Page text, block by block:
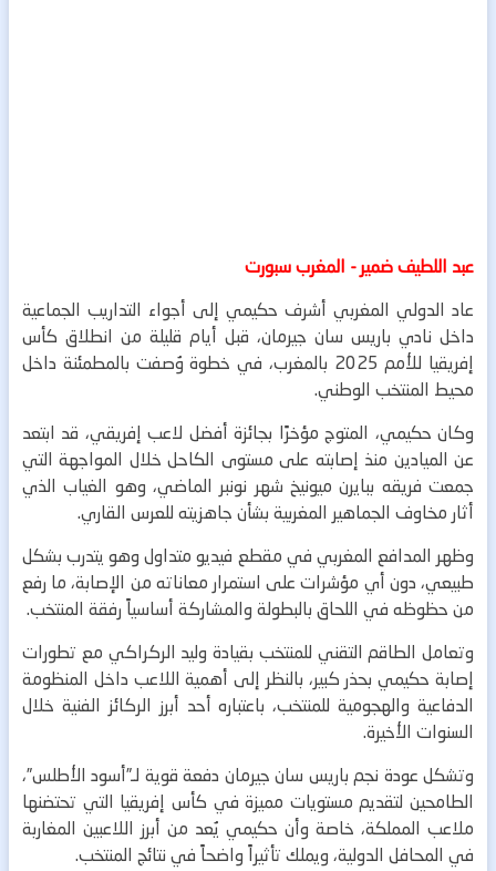
عبد اللطيف ضمير - المغرب سبورت
عاد الدولي المغربي أشرف حكيمي إلى أجواء التداريب الجماعية
داخل نادي باريس سان جيرمان، قبل أيام قليلة من انطلاق كأس
إفريقيا للأمم 2025 بالمغرب، في خطوة وُصفت بالمطمئنة داخل
محيط المنتخب الوطني.
وكان حكيمي، المتوج مؤخرًا بجائزة أفضل لاعب إفريقي، قد ابتعد
عن الميادين منذ إصابته على مستوى الكاحل خلال المواجهة التي
جمعت فريقه ببايرن ميونيخ شهر نونبر الماضي، وهو الغياب الذي
أثار مخاوف الجماهير المغربية بشأن جاهزيته للعرس القاري.
وظهر المدافع المغربي في مقطع فيديو متداول وهو يتدرب بشكل
طبيعي، دون أي مؤشرات على استمرار معاناته من الإصابة، ما رفع
من حظوظه في اللحاق بالبطولة والمشاركة أساسياً رفقة المنتخب.
وتعامل الطاقم التقني للمنتخب بقيادة وليد الركراكي مع تطورات
إصابة حكيمي بحذر كبير، بالنظر إلى أهمية اللاعب داخل المنظومة
الدفاعية والهجومية للمنتخب، باعتباره أحد أبرز الركائز الفنية خلال
السنوات الأخيرة.
وتشكل عودة نجم باريس سان جيرمان دفعة قوية لـ”أسود الأطلس”،
الطامحين لتقديم مستويات مميزة في كأس إفريقيا التي تحتضنها
ملاعب المملكة، خاصة وأن حكيمي يُعد من أبرز اللاعبين المغاربة
في المحافل الدولية، ويملك تأثيراً واضحاً في نتائج المنتخب.